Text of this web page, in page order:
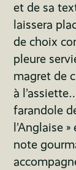
et de sa
laissera
de choix
pleure
magret de
à
farandole
l’Anglaise
note